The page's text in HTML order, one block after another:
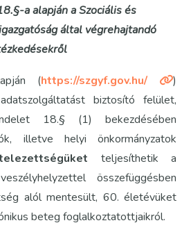
a alapján a Szociális és
által végrehajtandó
(https://szgyf.gov.hu/
)
biztosító felület,
18.§ (1) bekezdésében
illetve helyi önkormányzatok
teljesíthetik a
összefüggésben
alól mentesült, 60. életévüket
beteg foglalkoztatottjaikról.